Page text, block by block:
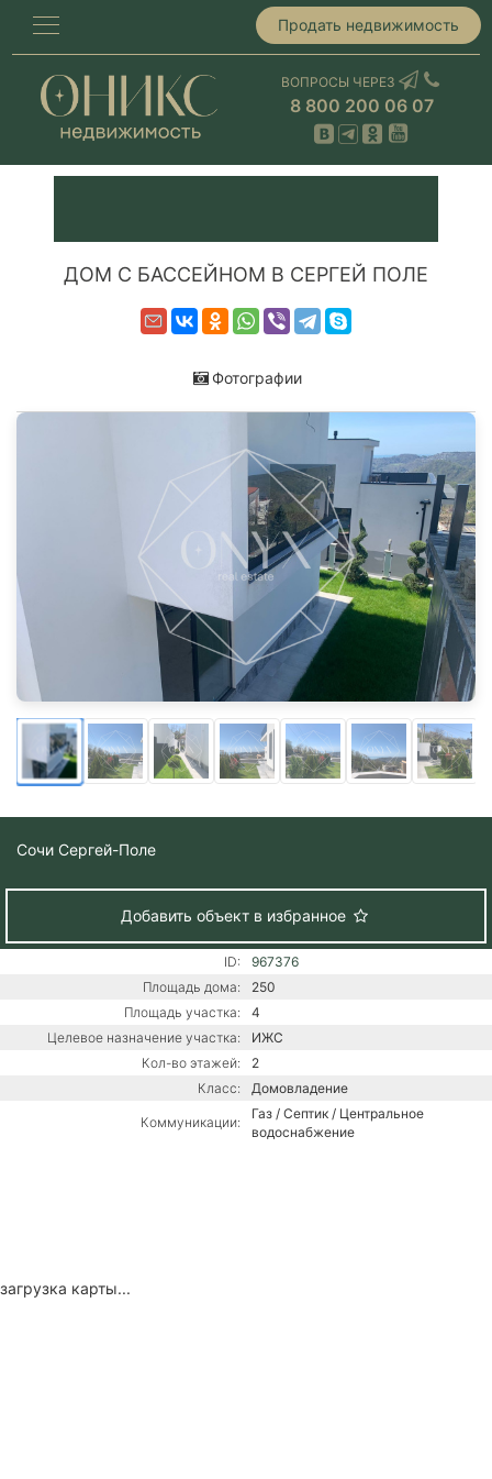
Продать недвижимость
ВОПРОСЫ ЧЕРЕЗ
8 800 200 06 07
ДОМ С БАССЕЙНОМ В СЕРГЕЙ ПОЛЕ
Фотографии
Сочи Сергей-Поле
Добавить объект в избранное
ID:
967376
Площадь дома:
250
Площадь участка:
4
Целевое назначение участка:
ИЖС
Кол-во этажей:
2
Класс:
Домовладение
Коммуникации:
Газ / Септик / Центральное
водоснабжение
загрузка карты...